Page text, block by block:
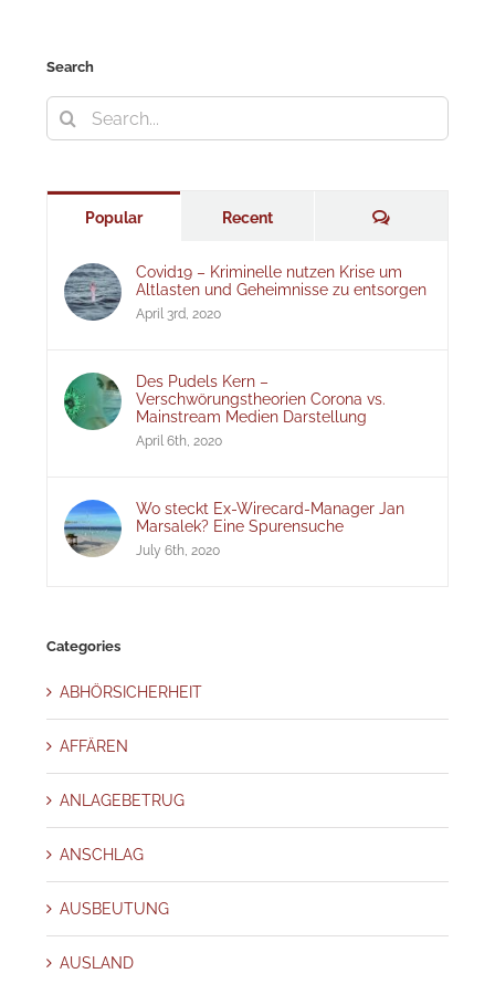
Search
Search
for:
Popular Recent Comments
Covid19 – Kriminelle nutzen Krise um
Altlasten und Geheimnisse zu entsorgen
April 3rd, 2020
Des Pudels Kern –
Verschwörungstheorien Corona vs.
Mainstream Medien Darstellung
April 6th, 2020
Wo steckt Ex-Wirecard-Manager Jan
Marsalek? Eine Spurensuche
July 6th, 2020
Categories
ABHÖRSICHERHEIT
AFFÄREN
ANLAGEBETRUG
ANSCHLAG
AUSBEUTUNG
AUSLAND